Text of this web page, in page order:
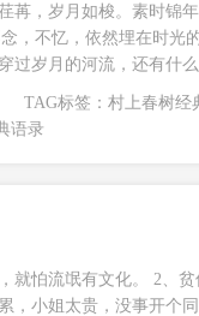
苒，岁月如梭。素时锦
，不忆，依然埋在时光
过岁月的河流，还有什么
TAG标签：村上春树经
语录
就怕流氓有文化。 2、
，小姐太贵，没事开个